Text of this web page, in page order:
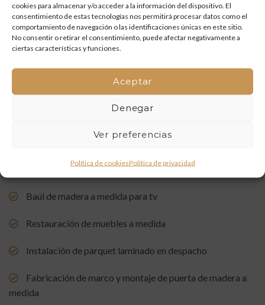
cookies para almacenar y/o acceder a la información del dispositivo. El
consentimiento de estas tecnologías nos permitirá procesar datos como el
comportamiento de navegación o las identificaciones únicas en este sitio.
No consentir o retirar el consentimiento, puede afectar negativamente a
ciertas características y funciones.
Aceptar
Denegar
Ver preferencias
Política de cookiesPolítica de privacidad
Mueble de baño a medida con acabado en nogal
Un rincón de estudio único: restauración y carpintería a
Restauración de una Capelleta de Visita Domiciliaria: Un
Puerta de entrada a medida, de madera de pino suecia
Baúl de madera a medida para tv
Restauración de muebles a medida
Instalación de parquet laminado en despacho
Fabricación de marco y montaje de puerta de madera a
medida